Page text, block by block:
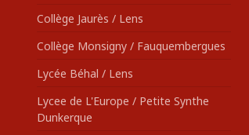
Collège Jaurès / Lens
Collège Monsigny / Fauquembergues
Lycée Béhal / Lens
Lycee de L'Europe / Petite Synthe
Dunkerque